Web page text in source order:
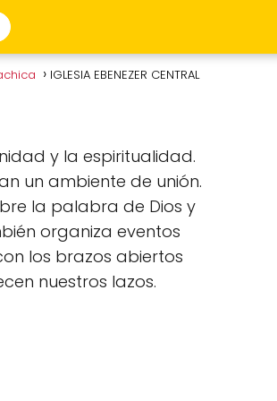
IGLESIA EBENEZER CENTRAL
y la espiritualidad.
un ambiente de unión.
la palabra de Dios y
organiza eventos
los brazos abiertos
nuestros lazos.